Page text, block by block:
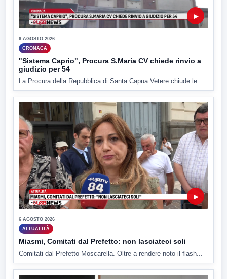
▶
6 AGOSTO 2026
CRONACA
"Sistema Caprio", Procura S.Maria CV chiede rinvio a
giudizio per 54
La Procura della Repubblica di Santa Capua Vetere chiude le...
▶
6 AGOSTO 2026
ATTUALITÀ
Miasmi, Comitati dal Prefetto: non lasciateci soli
Comitati dal Prefetto Moscarella. Oltre a rendere noto il flash...